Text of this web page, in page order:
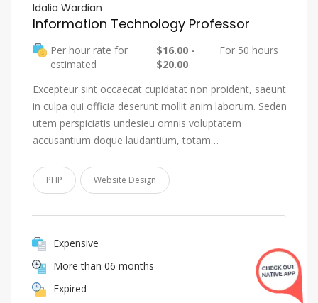
Idalia Wardian
Information Technology Professor
Per hour rate for
estimated
$16.00 -
$20.00
For 50 hours
Excepteur sint occaecat cupidatat non proident, saeunt
in culpa qui officia deserunt mollit anim laborum. Seden
utem perspiciatis undesieu omnis voluptatem
accusantium doque laudantium, totam…
PHP Website Design
Expensive
More than 06 months
Expired